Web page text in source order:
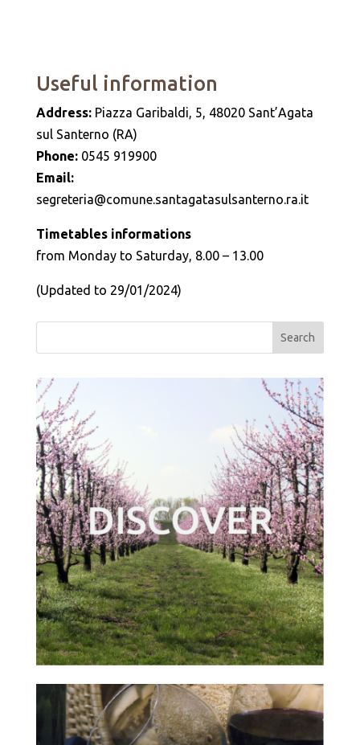
Useful information
Address: Piazza Garibaldi, 5, 48020 Sant’Agata
sul Santerno (RA)
Phone: 0545 919900
Email:
segreteria@comune.santagatasulsanterno.ra.it
Timetables informations
from Monday to Saturday, 8.00 – 13.00
(Updated to 29/01/2024)